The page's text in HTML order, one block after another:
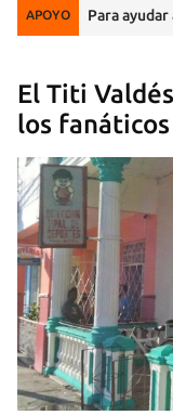
APOYO Para
El Titi
los